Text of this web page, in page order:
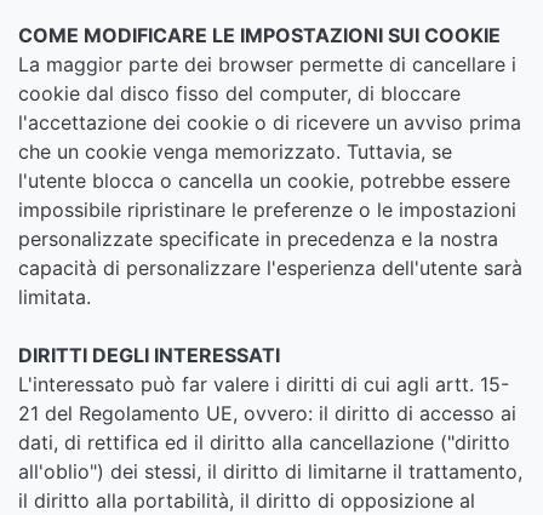
COME MODIFICARE LE IMPOSTAZIONI SUI COOKIE
La maggior parte dei browser permette di cancellare i
cookie dal disco fisso del computer, di bloccare
l'accettazione dei cookie o di ricevere un avviso prima
che un cookie venga memorizzato. Tuttavia, se
l'utente blocca o cancella un cookie, potrebbe essere
impossibile ripristinare le preferenze o le impostazioni
personalizzate specificate in precedenza e la nostra
capacità di personalizzare l'esperienza dell'utente sarà
limitata.
DIRITTI DEGLI INTERESSATI
L'interessato può far valere i diritti di cui agli artt. 15-
21 del Regolamento UE, ovvero: il diritto di accesso ai
dati, di rettifica ed il diritto alla cancellazione ("diritto
all'oblio") dei stessi, il diritto di limitarne il trattamento,
il diritto alla portabilità, il diritto di opposizione al